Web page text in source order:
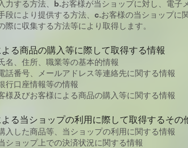
力する方法、b.お客様が当ショップに対し、電子
段により提供する方法、c.お客様の当ショップに
際に収集する方法等により取得します。
る商品の購入等に際して取得する情報
名、住所、職業等の基本的情報
話番号、メールアドレス等連絡先に関する情報
行口座情報等の情報
様及びお客様による商品の購入等に関する情報
る当ショップの利用に際して取得するその
入した商品等、当ショップの利用に関する情報
ショップ上での決済状況に関する情報